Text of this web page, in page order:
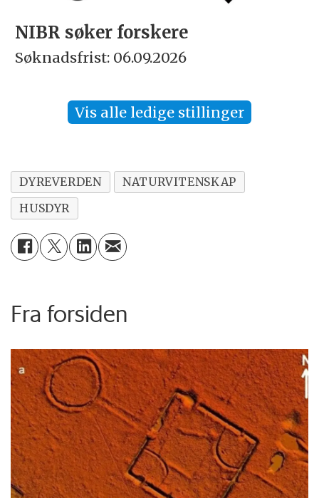
NIBR søker forskere
Søknadsfrist: 06.09.2026
Vis alle ledige stillinger
DYREVERDEN
NATURVITENSKAP
HUSDYR
Fra forsiden